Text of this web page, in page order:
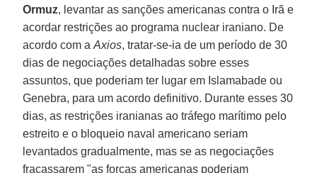
Ormuz, levantar as sanções americanas contra o Irã e
acordar restrições ao programa nuclear iraniano. De
acordo com aAxios, tratar-se-ia de um período de 30
dias de negociações detalhadas sobre esses
assuntos, que poderiam ter lugar em Islamabade ou
Genebra, para um acordo definitivo. Durante esses 30
dias, as restrições iranianas ao tráfego marítimo pelo
estreito e o bloqueio naval americano seriam
levantados gradualmente, mas se as negociações
fracassarem "as forças americanas poderiam